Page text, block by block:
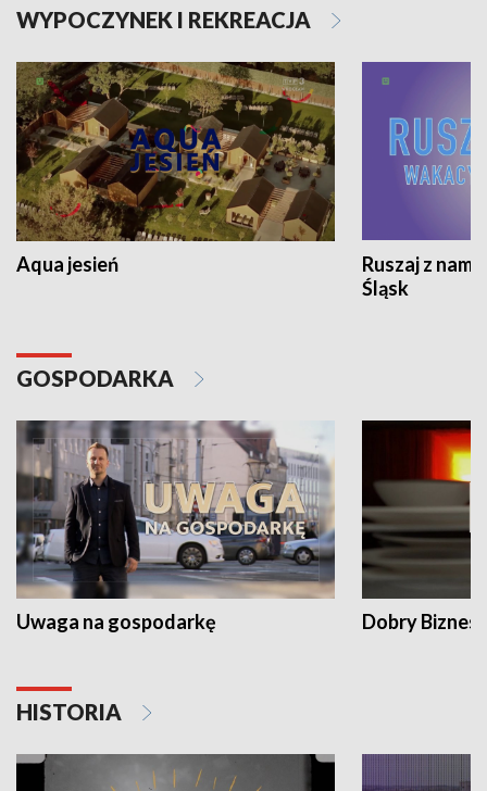
WYPOCZYNEK I REKREACJA
Aqua jesień
Ruszaj z
Śląsk
GOSPODARKA
Uwaga na gospodarkę Dobry Biznes
HISTORIA